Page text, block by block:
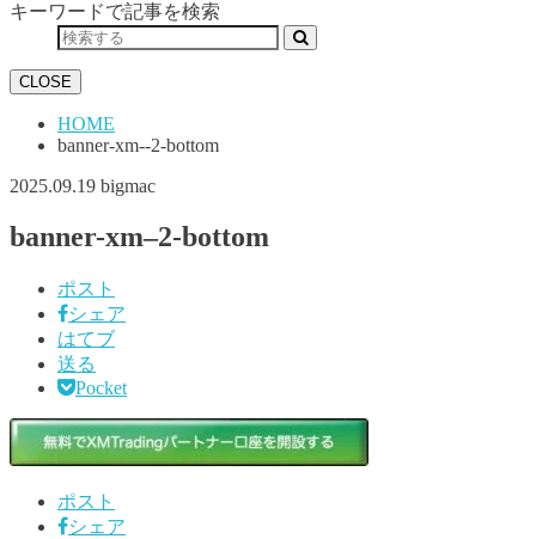
キーワードで記事を検索
CLOSE
HOME
banner-xm--2-bottom
2025.09.19 bigmac
banner-xm–2-bottom
ポスト
シェア
はてブ
送る
Pocket
ポスト
シェア